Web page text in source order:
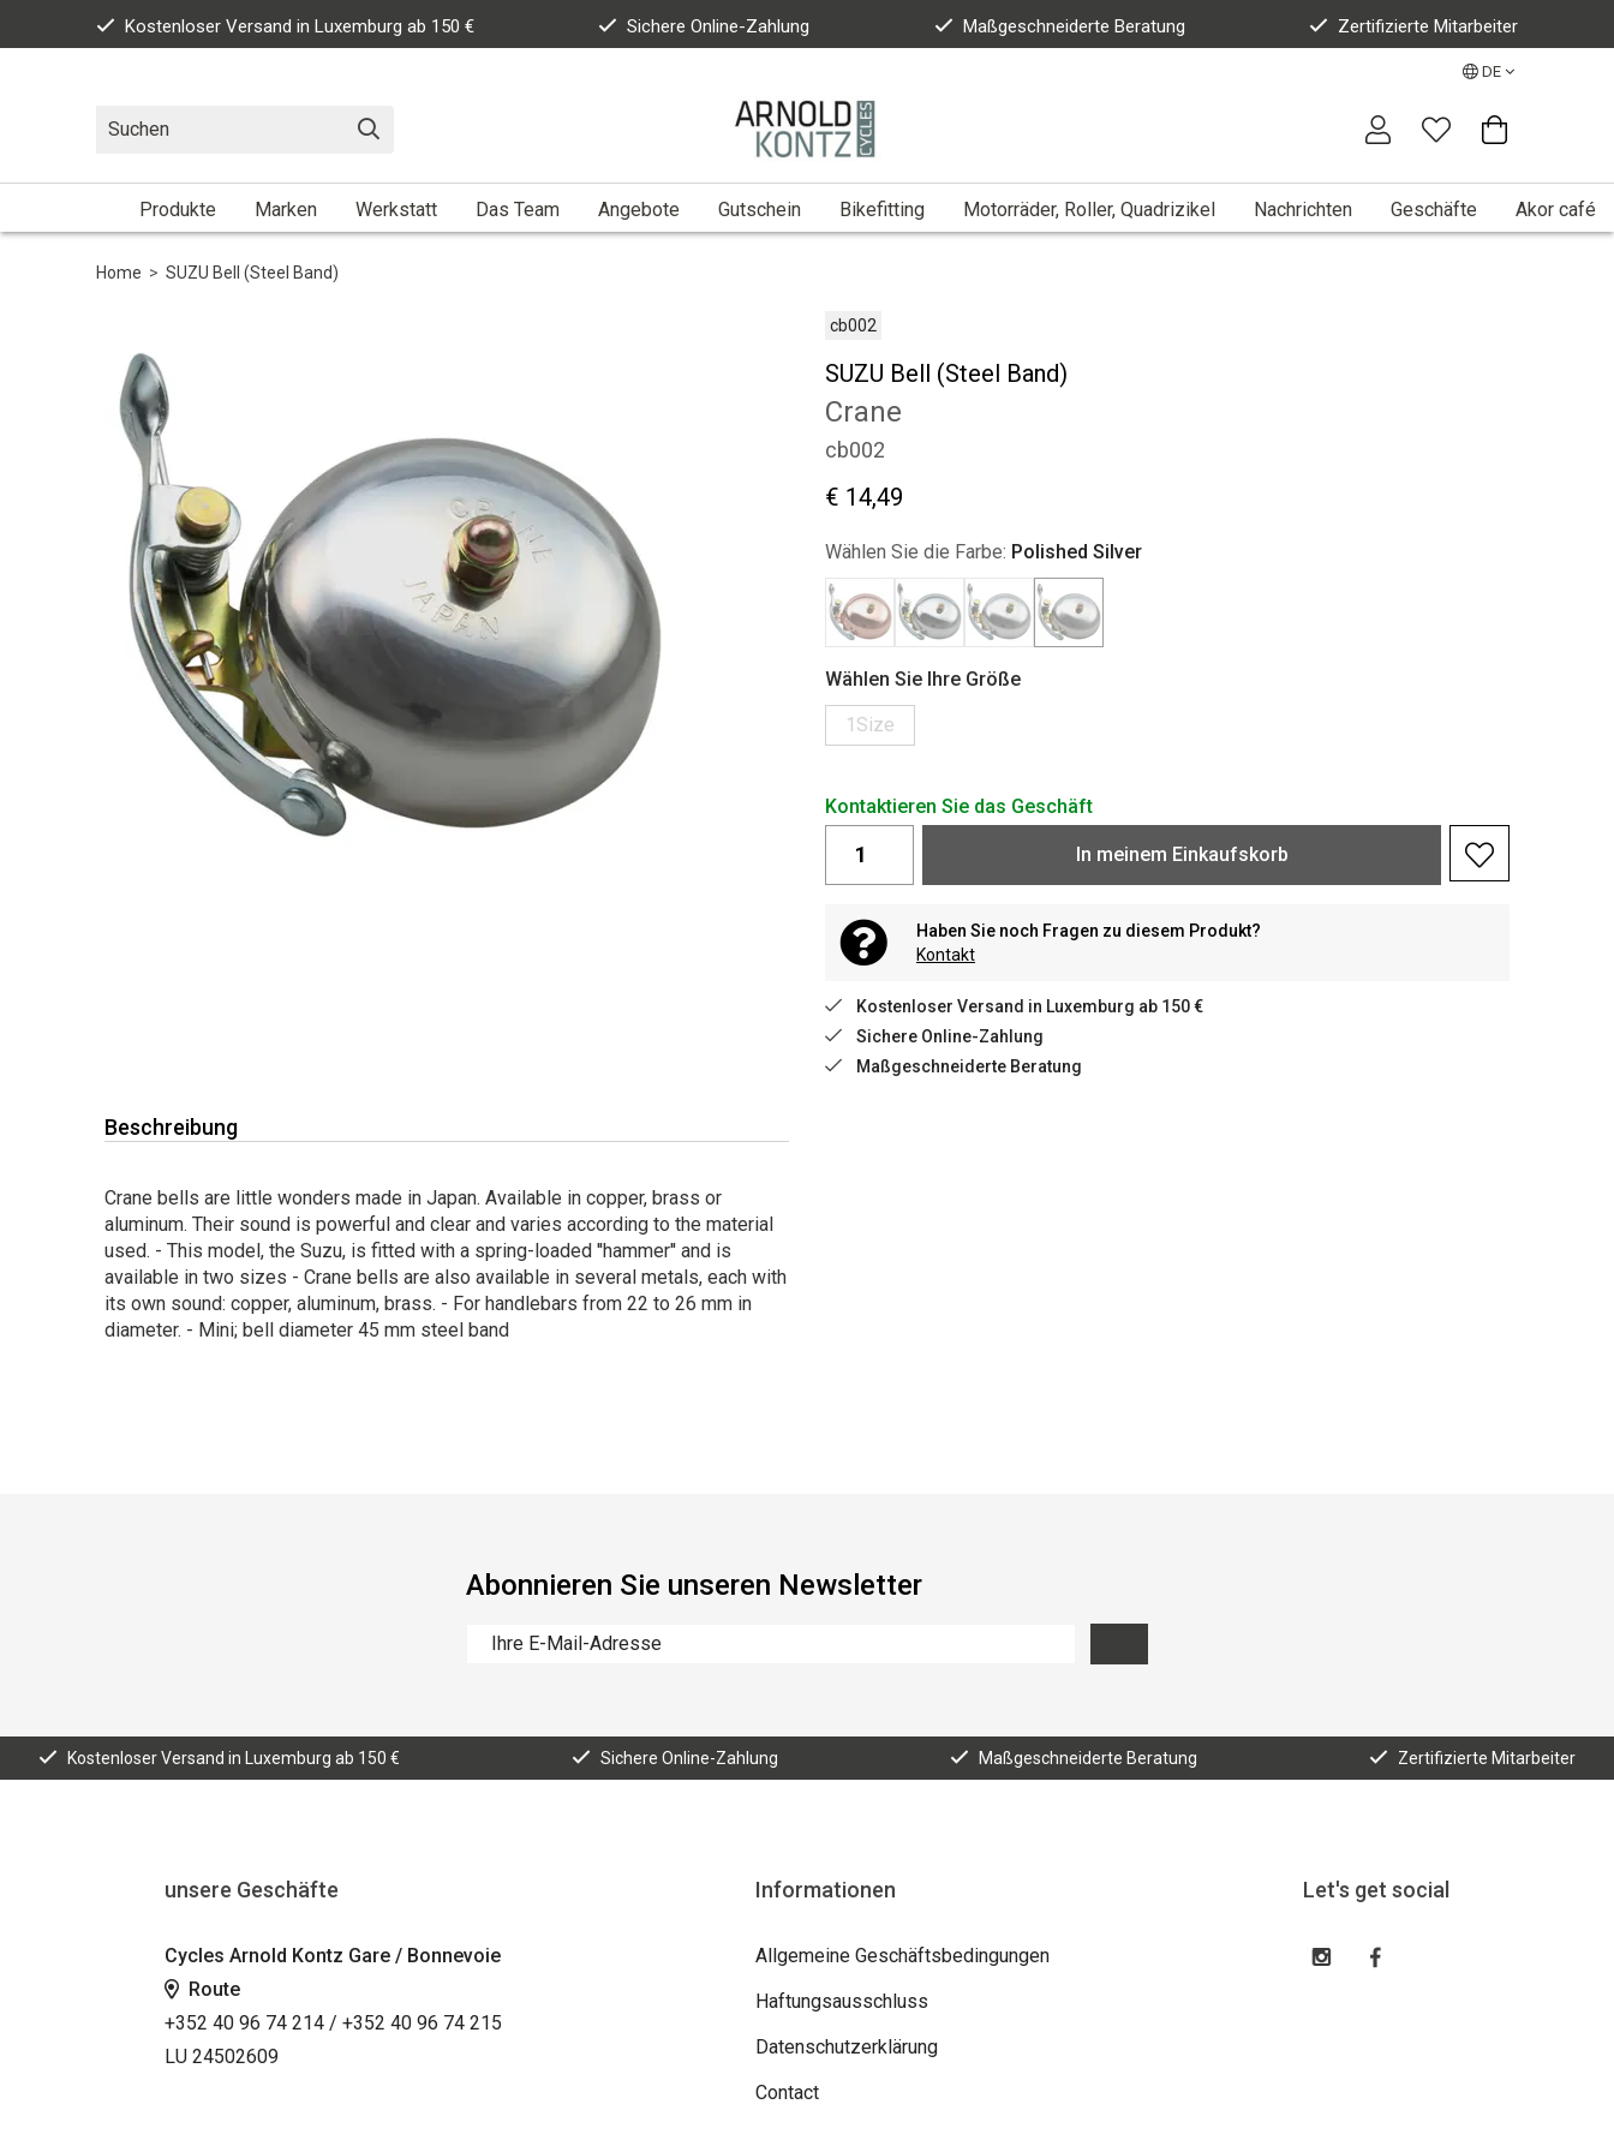
Kostenloser Versand in Luxemburg ab 150 € Sichere Online-Zahlung Maßgeschneiderte Beratung Zertifizierte Mitarbeiter
DE
Produkte Marken Werkstatt Das Team Angebote Gutschein Bikefitting Motorräder, Roller, Quadrizikel Nachrichten Geschäfte Akor café
Home > SUZU Bell (Steel Band)
cb002
SUZU Bell (Steel Band)
Crane
cb002
€ 14,49
Wählen Sie die Farbe: Polished Silver
Wählen Sie Ihre Größe
1Size
Kontaktieren Sie das Geschäft
In meinem Einkaufskorb
Haben Sie noch Fragen zu diesem Produkt?
Kontakt
Kostenloser Versand in Luxemburg ab 150 €
Sichere Online-Zahlung
Maßgeschneiderte Beratung
Beschreibung
Crane bells are little wonders made in Japan. Available in copper, brass or
aluminum. Their sound is powerful and clear and varies according to the material
used. - This model, the Suzu, is fitted with a spring-loaded ''hammer'' and is
available in two sizes - Crane bells are also available in several metals, each with
its own sound: copper, aluminum, brass. - For handlebars from 22 to 26 mm in
diameter. - Mini; bell diameter 45 mm steel band
Abonnieren Sie unseren Newsletter
Kostenloser Versand in Luxemburg ab 150 € Sichere Online-Zahlung Maßgeschneiderte Beratung Zertifizierte Mitarbeiter
unsere Geschäfte
Cycles Arnold Kontz Gare / Bonnevoie
Route
+352 40 96 74 214 / +352 40 96 74 215
LU 24502609
Informationen
Allgemeine Geschäftsbedingungen
Haftungsausschluss
Datenschutzerklärung
Contact
Let's get social